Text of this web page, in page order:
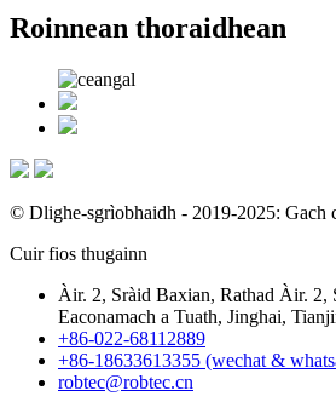
Roinnean thoraidhean
© Dlighe-sgrìobhaidh - 2019-2025: Gach
Cuir fios thugainn
Àir. 2, Sràid Baxian, Rathad Àir. 2,
Eaconamach a Tuath, Jinghai,
+86-022-68112889
+86-18633613355 (wechat &
robtec@robtec.cn